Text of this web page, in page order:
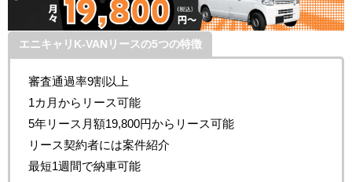
エニキャリK-VANリースの5つの特徴
審査通過率9割以上
1カ月からリース可能
5年リース月額19,800円からリース可能
リース契約者には案件紹介
最短1週間で納車可能